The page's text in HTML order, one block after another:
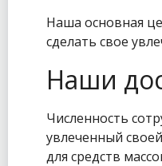
Наша основная
сделать свое
Наши
Численность
увлеченный
для средств